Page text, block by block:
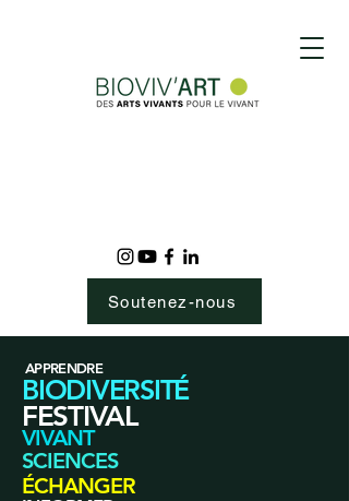
Soutenez-nous
APPRENDRE
BIODIVERSITÉ
FESTIVAL
SCIENCES
VIVANT
ÉCHANGER